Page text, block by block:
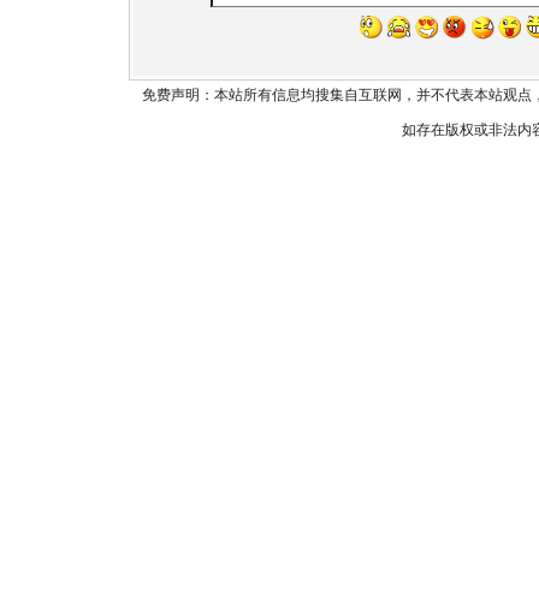
免费声明：本站所有信息均搜集自互联网，并不代表本站观
如存在版权或非法内